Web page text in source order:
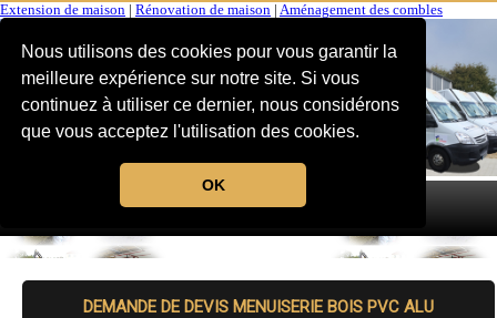
Nous utilisons des cookies pour vous garantir la
meilleure expérience sur notre site. Si vous
continuez à utiliser ce dernier, nous considérons
que vous acceptez l'utilisation des cookies.
OK
Extension de maison Rénovation de maison Aménagement des combles
MENU
DEMANDE DE DEVIS MENUISERIE BOIS PVC ALU